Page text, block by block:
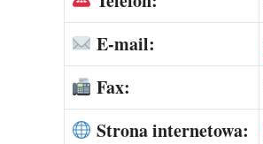
E-mail:
Fax:
Strona internetowa: